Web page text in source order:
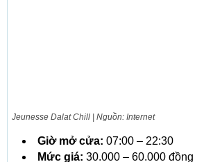
Jeunesse Dalat Chill | Nguồn: Internet
Giờ mở cửa: 07:00 – 22:30
Mức giá: 30.000 – 60.000 đồng